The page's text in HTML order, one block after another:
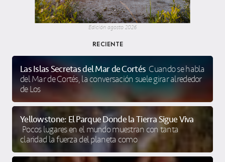
Edición agosto 2026
RECIENTE
Las Islas Secretas del Mar de Cortés Cuando se habla
del Mar de Cortés, la conversación suele girar alrededor
de Los
Yellowstone: El Parque Donde la Tierra Sigue Viva
Pocos lugares en el mundo muestran con tanta
claridad la fuerza del planeta como